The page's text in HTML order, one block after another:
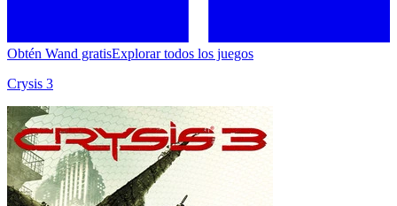
Obtén Wand gratisExplorar todos los juegos
Crysis 3